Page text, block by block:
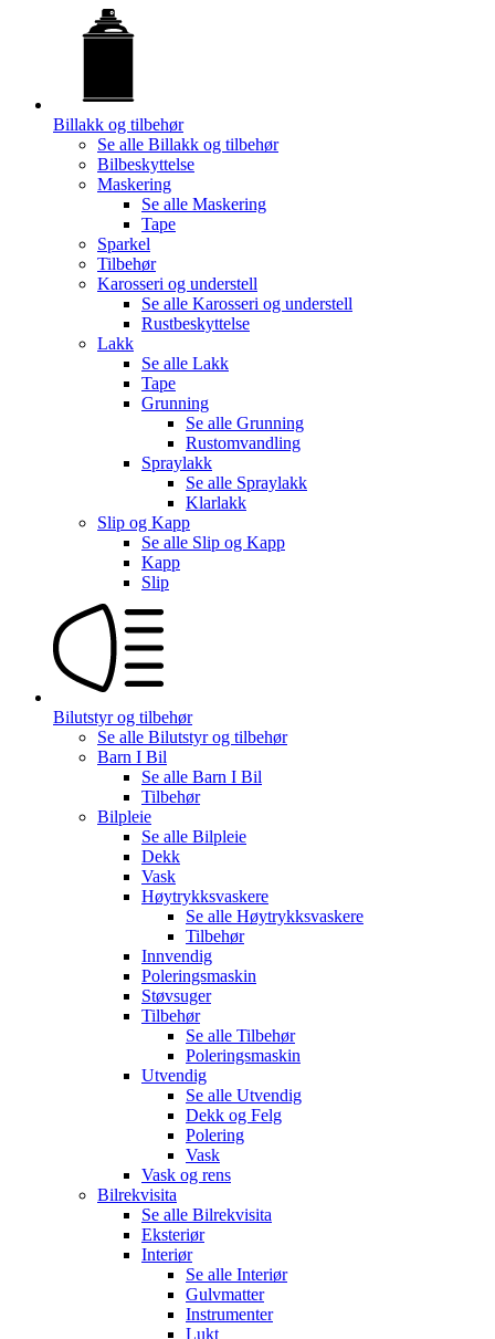
Billakk og tilbehør
Se alle Billakk og tilbehør
Bilbeskyttelse
Maskering
Se alle Maskering
Tape
Sparkel
Tilbehør
Karosseri og understell
Se alle Karosseri og understell
Rustbeskyttelse
Lakk
Se alle Lakk
Tape
Grunning
Se alle Grunning
Rustomvandling
Spraylakk
Se alle Spraylakk
Klarlakk
Slip og Kapp
Se alle Slip og Kapp
Kapp
Slip
Bilutstyr og tilbehør
Se alle Bilutstyr og tilbehør
Barn I Bil
Se alle Barn I Bil
Tilbehør
Bilpleie
Se alle Bilpleie
Dekk
Vask
Høytrykksvaskere
Se alle Høytrykksvaskere
Tilbehør
Innvendig
Poleringsmaskin
Støvsuger
Tilbehør
Se alle Tilbehør
Poleringsmaskin
Utvendig
Se alle Utvendig
Dekk og Felg
Polering
Vask
Vask og rens
Bilrekvisita
Se alle Bilrekvisita
Eksteriør
Interiør
Se alle Interiør
Gulvmatter
Instrumenter
Lukt